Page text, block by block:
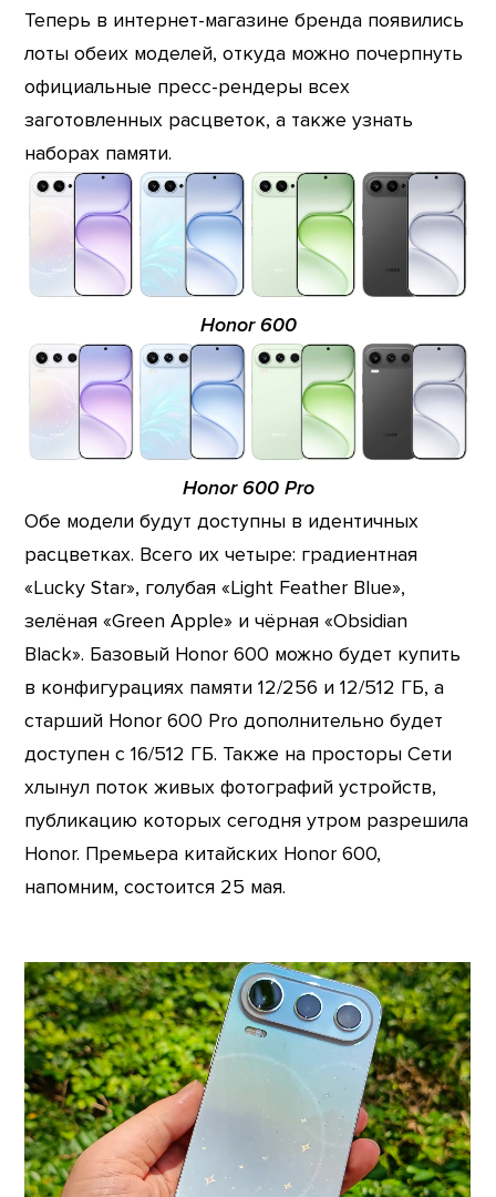
Теперь в интернет-магазине бренда появились
лоты обеих моделей, откуда можно почерпнуть
официальные пресс-рендеры всех
заготовленных расцветок, а также узнать
наборах памяти.
Honor 600
Honor 600 Pro
Обе модели будут доступны в идентичных
расцветках. Всего их четыре: градиентная
«Lucky Star», голубая «Light Feather Blue»,
зелёная «Green Apple» и чёрная «Obsidian
Black». Базовый Honor 600 можно будет купить
в конфигурациях памяти 12/256 и 12/512 ГБ, а
старший Honor 600 Pro дополнительно будет
доступен с 16/512 ГБ. Также на просторы Сети
хлынул поток живых фотографий устройств,
публикацию которых сегодня утром разрешила
Honor. Премьера китайских Honor 600,
напомним, состоится 25 мая.